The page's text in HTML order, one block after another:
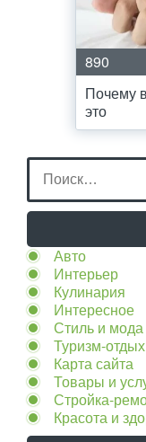
890
Почему
это
Авто
Интерьер
Кулинария
Интересное
Стиль и мода
Туризм-отдых
Карта сайта
Товары и
Стройка-
Красота и